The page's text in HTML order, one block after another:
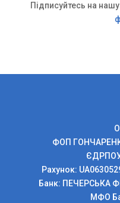
Підписуйтесь на нашу
ФОП
Рахунок:
Банк: ПЕЧЕРСЬКА
МФО